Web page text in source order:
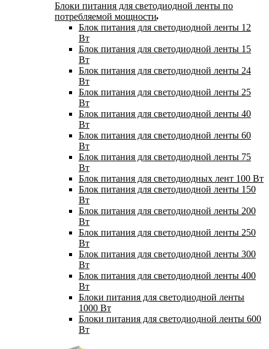
Блоки питания для светодиодной ленты по
потребляемой мощности
Блок питания для светодиодной ленты 12
Вт
Блок питания для светодиодной ленты 15
Вт
Блок питания для светодиодной ленты 24
Вт
Блок питания для светодиодной ленты 25
Вт
Блок питания для светодиодной ленты 40
Вт
Блок питания для светодиодной ленты 60
Вт
Блок питания для светодиодной ленты 75
Вт
Блок питания для светодиодных лент 100 Вт
Блок питания для светодиодной ленты 150
Вт
Блок питания для светодиодной ленты 200
Вт
Блок питания для светодиодной ленты 250
Вт
Блок питания для светодиодной ленты 300
Вт
Блок питания для светодиодной ленты 400
Вт
Блоки питания для светодиодной ленты
1000 Вт
Блоки питания для светодиодной ленты 600
Вт